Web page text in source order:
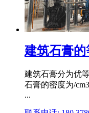
建筑石膏
建筑石膏分为优
石膏的密度为/
...